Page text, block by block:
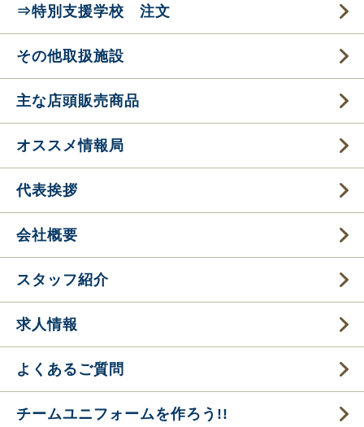
⇒特別支援学校 注文
その他取扱施設
主な店頭販売商品
オススメ情報局
代表挨拶
会社概要
スタッフ紹介
求人情報
よくあるご質問
チームユニフォームを作ろう!!